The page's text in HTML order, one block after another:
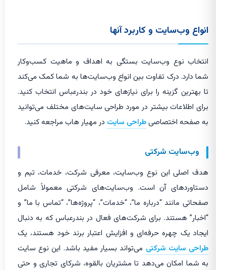
انواع وب‌سایت و کاربرد آنها
انتخاب نوع وب‌سایت بستگی به اهداف و ماهیت کسب‌وکار
شما دارد. درک تفاوت بین انواع وب‌سایت‌ها به شما کمک می‌کند
تا بهترین گزینه را برای نیازهای خود در بندرعباس انتخاب کنید.
برای اطلاعات بیشتر در مورد طراحی سایت‌های مختلف می‌توانید
به صفحه اختصاصیطراحی سایت در مهیار هاب مراجعه کنید.
وب‌سایت شرکتی
هدف اصلی این نوع وب‌سایت، معرفی شرکت، خدمات، تیم و
دستاوردهای آن است. وب‌سایت‌های شرکتی معمولاً شامل
صفحاتی مانند “درباره ما”، “خدمات”، “پروژه‌ها”، “تماس با ما” و
“اخبار” هستند. برای شرکت‌های فعال در بندرعباس که به دنبال
ایجاد یک چهره حرفه‌ای و افزایش اعتبار برند خود هستند، یک
طراحی سایت شرکتی می‌تواند بسیار مفید باشد. این نوع سایت
به شما امکان می‌دهد تا مشتریان بالقوه، شرکای تجاری و حتی